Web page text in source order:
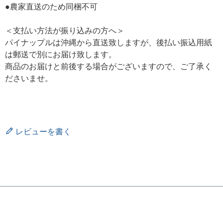
●農家直送のため同梱不可
＜支払い方法が振り込みの方へ＞
パイナップルは沖縄から直送致しますが、後払い振込用紙
は郵送で別にお届け致します。
商品のお届けと前後する場合がございますので、ご了承く
ださいませ。
レビューを書く